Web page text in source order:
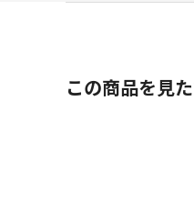
この商品を見